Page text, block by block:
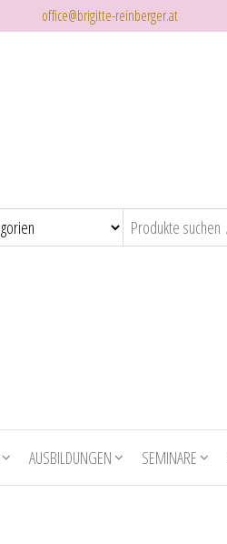
office@brigitte-reinberger.at
AUSBILDUNGEN SEMINARE